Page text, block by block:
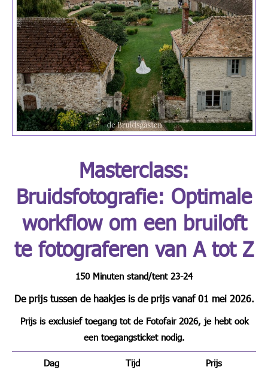
Masterclass:
Bruidsfotografie: Optimale
workflow om een bruiloft
te fotograferen van A tot Z
150 Minuten stand/tent 23-24
De prijs tussen de haakjes is de prijs vanaf 01 mei 2026.
Prijs is exclusief toegang tot de Fotofair 2026, je hebt ook
een toegangsticket nodig.
Dag Tijd Prijs